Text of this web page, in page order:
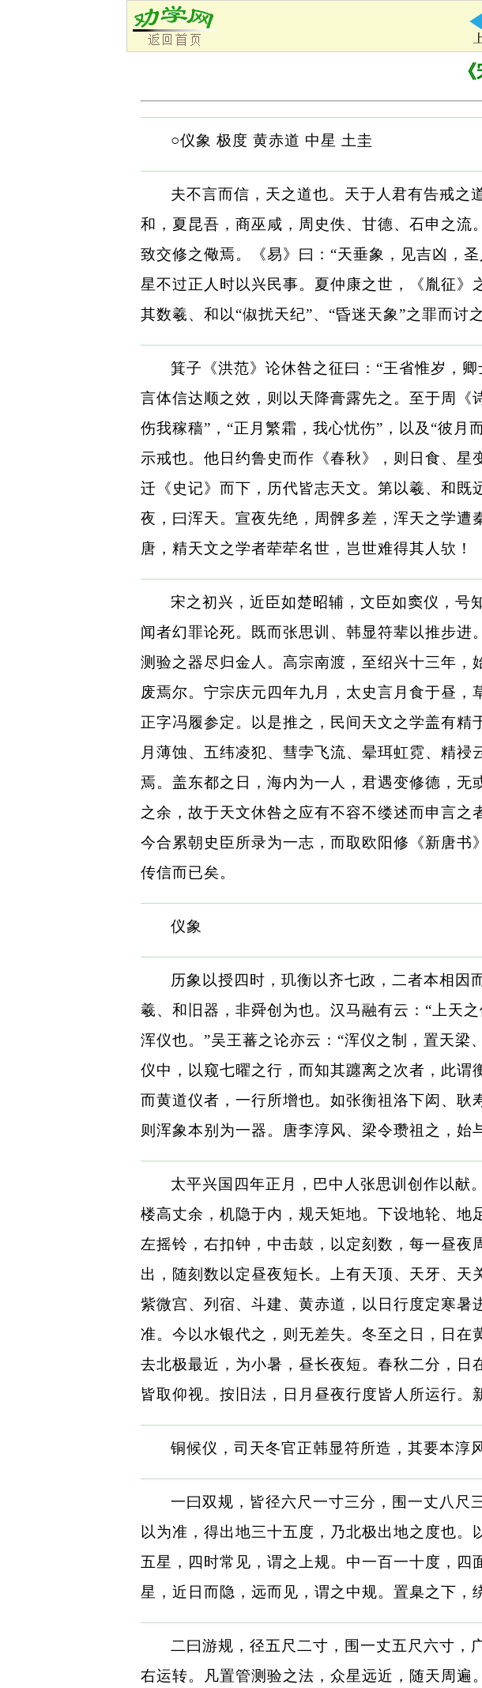
○仪象 极度 黄赤道 中星 土圭
夫不言而信，天之道也。天于人君有告戒之
和，夏昆吾，商巫咸，周史佚、甘德、石申之
致交修之儆焉。《易》曰：“天垂象，见吉凶，
星不过正人时以兴民事。夏仲康之世，《胤征》
其数羲、和以“俶扰天纪”、“昏迷天象”之罪而讨
箕子《洪范》论休咎之征曰：“王省惟岁，
言体信达顺之效，则以天降膏露先之。至于周《
伤我稼穑”，“正月繁霜，我心忧伤”，以及“彼月
示戒也。他日约鲁史而作《春秋》，则日食、
迁《史记》而下，历代皆志天文。第以羲、和
夜，曰浑天。宣夜先绝，周髀多差，浑天之学遭
唐，精天文之学者荦荦名世，岂世难得其人欤！
宋之初兴，近臣如楚昭辅，文臣如窦仪，号
闻者幻罪论死。既而张思训、韩显符辈以推步进
测验之器尽归金人。高宗南渡，至绍兴十三年
废焉尔。宁宗庆元四年九月，太史言月食于昼
正字冯履参定。以是推之，民间天文之学盖有
月薄蚀、五纬凌犯、彗孛飞流、晕珥虹霓、精
焉。盖东都之日，海内为一人，君遇变修德，
之余，故于天文休咎之应有不容不缕述而申言之
今合累朝史臣所录为一志，而取欧阳修《新唐
传信而已矣。
仪象
历象以授四时，玑衡以齐七政，二者本相因
羲、和旧器，非舜创为也。汉马融有云：“上天
浑仪也。”吴王蕃之论亦云：“浑仪之制，置天
仪中，以窥七曜之行，而知其躔离之次者，此谓
而黄道仪者，一行所增也。如张衡祖洛下闳、耿
则浑象本别为一器。唐李淳风、梁令瓒祖之，始
太平兴国四年正月，巴中人张思训创作以献
楼高丈余，机隐于内，规天矩地。下设地轮、地
左摇铃，右扣钟，中击鼓，以定刻数，每一昼
出，随刻数以定昼夜短长。上有天顶、天牙、天
紫微宫、列宿、斗建、黄赤道，以日行度定寒
准。今以水银代之，则无差失。冬至之日，日在
去北极最近，为小暑，昼长夜短。春秋二分，日
皆取仰视。按旧法，日月昼夜行度皆人所运行。
铜候仪，司天冬官正韩显符所造，其要本淳
一曰双规，皆径六尺一寸三分，围一丈八尺
以为准，得出地三十五度，乃北极出地之度也
五星，四时常见，谓之上规。中一百一十度，
星，近日而隐，远而见，谓之中规。置臬之下，
二曰游规，径五尺二寸，围一丈五尺六寸，
右运转。凡置管测验之法，众星远近，随天周遍。